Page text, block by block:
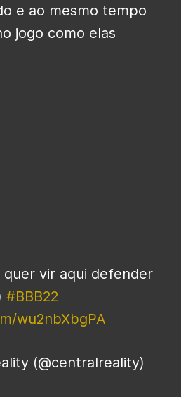
e ao mesmo tempo
jogo como elas
vir aqui defender
#BBB22
wu2nbXbgPA
(@centralreality)